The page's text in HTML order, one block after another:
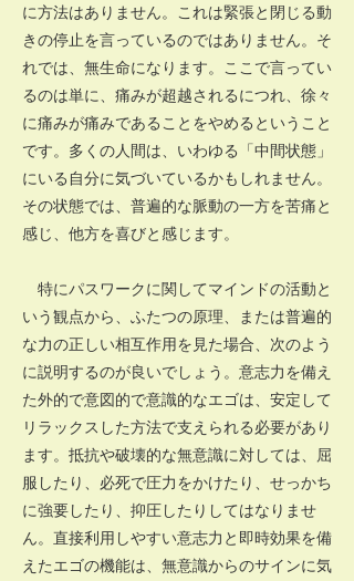
に方法はありません。これは緊張と閉じる動
きの停止を言っているのではありません。そ
れでは、無生命になります。ここで言ってい
るのは単に、痛みが超越されるにつれ、徐々
に痛みが痛みであることをやめるということ
です。多くの人間は、いわゆる「中間状態」
にいる自分に気づいているかもしれません。
その状態では、普遍的な脈動の一方を苦痛と
感じ、他方を喜びと感じます。
特にパスワークに関してマインドの活動と
いう観点から、ふたつの原理、または普遍的
な力の正しい相互作用を見た場合、次のよう
に説明するのが良いでしょう。意志力を備え
た外的で意図的で意識的なエゴは、安定して
リラックスした方法で支えられる必要があり
ます。抵抗や破壊的な無意識に対しては、屈
服したり、必死で圧力をかけたり、せっかち
に強要したり、抑圧したりしてはなりませ
ん。直接利用しやすい意志力と即時効果を備
えたエゴの機能は、無意識からのサインに気